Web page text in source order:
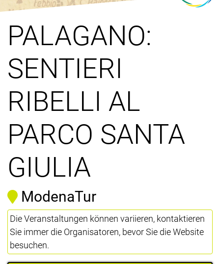
PALAGANO:
SENTIERI
RIBELLI AL
PARCO SANTA
GIULIA
ModenaTur
Die Veranstaltungen können variieren, kontaktieren
Sie immer die Organisatoren, bevor Sie die Website
besuchen.